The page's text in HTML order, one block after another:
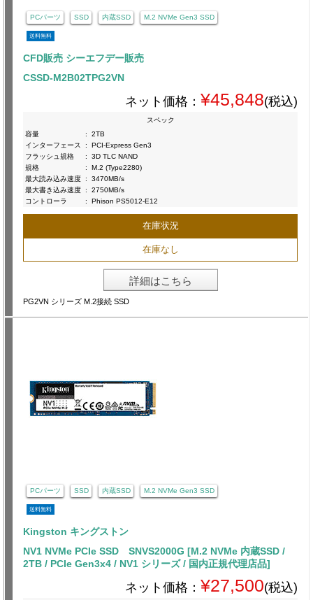
PCパーツ SSD 内蔵SSD M.2 NVMe Gen3 SSD
送料無料
CFD販売 シーエフデー販売
CSSD-M2B02TPG2VN
ネット価格： ¥45,848(税込)
スペック
容量
:
2TB
インターフェース
:
PCI-Express Gen3
フラッシュ規格
:
3D TLC NAND
規格
:
M.2 (Type2280)
最大読み込み速度 :
3470MB/s
最大書き込み速度 :
2750MB/s
コントローラ
: Phison PS5012-E12
在庫状況
在庫なし
詳細はこちら
PG2VN シリーズ M.2接続 SSD
PCパーツ SSD 内蔵SSD M.2 NVMe Gen3 SSD
送料無料
Kingston キングストン
NV1 NVMe PCIe SSD SNVS2000G [M.2 NVMe 内蔵SSD /
2TB / PCIe Gen3x4 / NV1 シリーズ / 国内正規代理店品]
ネット価格： ¥27,500(税込)